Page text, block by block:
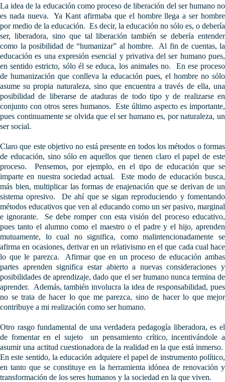
La idea de la educación como proceso de liberación del ser humano no
es nada nueva. Ya Kant afirmaba que el hombre llega a ser hombre
por medio de la educación. Es decir, la educación no sólo es, o debería
ser, liberadora, sino que tal liberación también se debería entender
como la posibilidad de “humanizar” al hombre. Al fin de cuentas, la
educación es una expresión esencial y privativa del ser humano pues,
en sentido estricto, sólo él se educa, los animales no. En ese proceso
de humanización que conlleva la educación pues, el hombre no sólo
asume su propia naturaleza, sino que encuentra a través de ella, una
posibilidad de liberarse de ataduras de todo tipo y de realizarse en
conjunto con otros seres humanos. Este último aspecto es importante,
pues continuamente se olvida que el ser humano es, por naturaleza, un
ser social.
Claro que este objetivo no está presente en todos los métodos o formas
de educación, sino sólo en aquellos que tienen claro el papel de este
proceso. Pensemos, por ejemplo, en el tipo de educación que se
imparte en nuestra sociedad actual. Este modo de educación busca,
más bien, multiplicar las formas de enajenación que se derivan de un
sistema opresivo. De ahí que se sigan reproduciendo y fomentando
métodos educativos que ven al educando como un ser pasivo, marginal
e ignorante. Se debe romper con esta visión del proceso educativo,
pues tanto el alumno como el maestro o el padre y el hijo, aprenden
mutuamente, lo cual no significa, como malintencionadamente se
afirma en ocasiones, derivar en un relativismo en el que cada cual hace
lo que le parezca. Afirmar que en un proceso de educación ambas
partes aprenden significa estar abierto a nuevas consideraciones y
posibilidades de aprendizaje, dado que el ser humano nunca termina de
aprender. Además, también involucra la idea de responsabilidad, pues
no se trata de hacer lo que me parezca, sino de hacer lo que mejor
contribuye a mi realización como ser humano.
Otro rasgo fundamental de una verdadera pedagogía liberadora, es el
de fomentar en el sujeto un pensamiento crítico, incentivándole a
asumir una actitud cuestionadora de la realidad en la que está inmerso.
En este sentido, la educación adquiere el papel de instrumento político,
en tanto que se constituye en la herramienta idónea de renovación y
transformación de los seres humanos y la sociedad en la que viven.